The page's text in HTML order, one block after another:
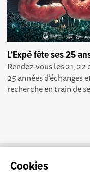
Cookies
L'Expé fête ses 25
Rendez-vous les 21,
25 années
recherche en train de